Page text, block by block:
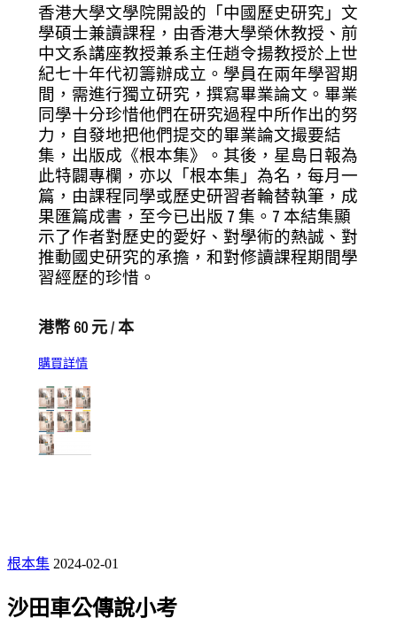
香港大學文學院開設的「中國歷史研究」文
學碩士兼讀課程，由香港大學榮休教授、前
中文系講座教授兼系主任趙令揚教授於上世
紀七十年代初籌辦成立。學員在兩年學習期
間，需進行獨立研究，撰寫畢業論文。畢業
同學十分珍惜他們在研究過程中所作出的努
力，自發地把他們提交的畢業論文撮要結
集，出版成《根本集》。其後，星島日報為
此特闢專欄，亦以「根本集」為名，每月一
篇，由課程同學或歷史研習者輪替執筆，成
果匯篇成書，至今已出版 7 集。7 本結集顯
示了作者對歷史的愛好、對學術的熱誠、對
推動國史研究的承擔，和對修讀課程期間學
習經歷的珍惜。
港幣 60 元 / 本
購買詳情
根本集 2024-02-01
沙田車公傳說小考